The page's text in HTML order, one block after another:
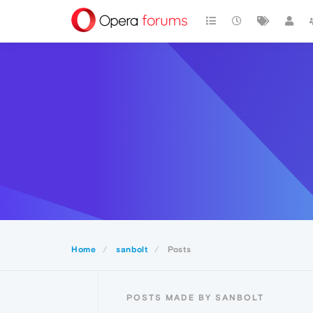
Home sanbolt Posts
POSTS MADE BY SANBOLT